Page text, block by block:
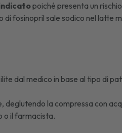
poiché presenta un
di fosinopril sale sodico nel latte
dal medico in base al tipo di
deglutendo la compressa con
o il farmacista.